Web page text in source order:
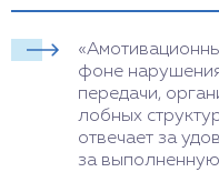
фоне
передачи,
лобных
отвечает за
за